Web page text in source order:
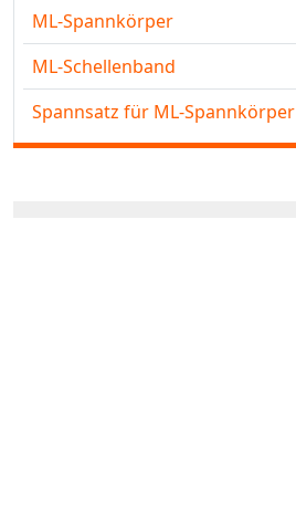
ML-Spannkörper
ML-Schellenband
Spannsatz für ML-Spannkörper